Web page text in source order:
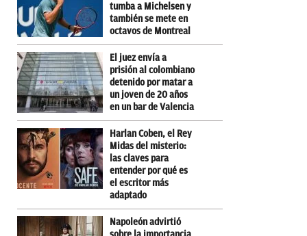
tumba a Michelsen y
también se mete en
octavos de Montreal
El juez envía a
prisión al colombiano
detenido por matar a
un joven de 20 años
en un bar de Valencia
Harlan Coben, el Rey
Midas del misterio:
las claves para
entender por qué es
el escritor más
adaptado
Napoleón advirtió